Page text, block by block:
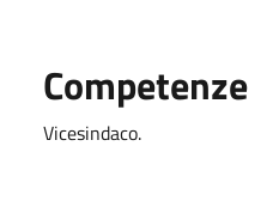
Competenze
Vicesindaco.